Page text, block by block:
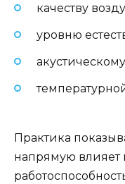
качеству
уровню
Практика
напрямую влияет